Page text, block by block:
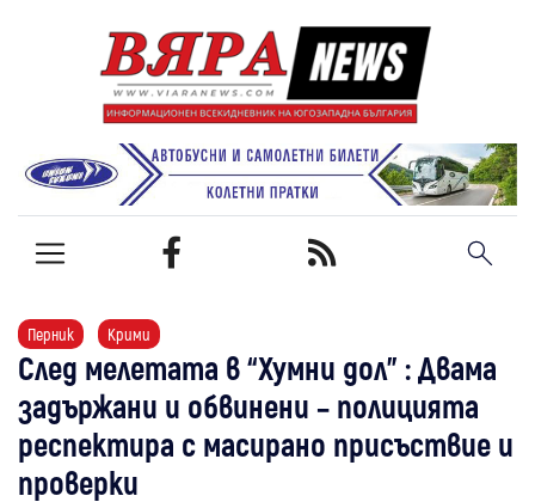
Перник Крими
След мелетата в “Хумни дол” : Двама
задържани и обвинени – полицията
респектира с масирано присъствие и
проверки